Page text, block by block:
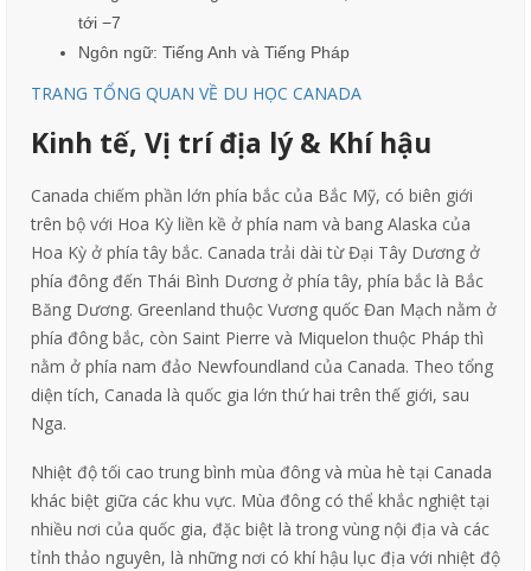
tới −7
Ngôn ngữ: Tiếng Anh và Tiếng Pháp
TRANG TỔNG QUAN VỀ DU HỌC CANADA
Kinh tế, Vị trí địa lý & Khí hậu
Canada chiếm phần lớn phía bắc của Bắc Mỹ, có biên giới
trên bộ với Hoa Kỳ liền kề ở phía nam và bang Alaska của
Hoa Kỳ ở phía tây bắc. Canada trải dài từ Đại Tây Dương ở
phía đông đến Thái Bình Dương ở phía tây, phía bắc là Bắc
Băng Dương. Greenland thuộc Vương quốc Đan Mạch nằm ở
phía đông bắc, còn Saint Pierre và Miquelon thuộc Pháp thì
nằm ở phía nam đảo Newfoundland của Canada. Theo tổng
diện tích, Canada là quốc gia lớn thứ hai trên thế giới, sau
Nga.
Nhiệt độ tối cao trung bình mùa đông và mùa hè tại Canada
khác biệt giữa các khu vực. Mùa đông có thể khắc nghiệt tại
nhiều nơi của quốc gia, đặc biệt là trong vùng nội địa và các
tỉnh thảo nguyên, là những nơi có khí hậu lục địa với nhiệt độ